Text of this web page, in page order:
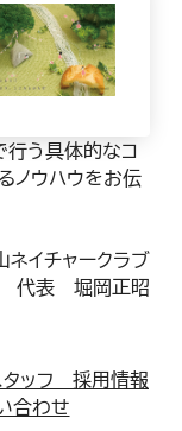
行う具体的なコ
ノウハウをお伝
イチャークラブ
代表 堀岡正昭
ッフ 採用情報
わせ